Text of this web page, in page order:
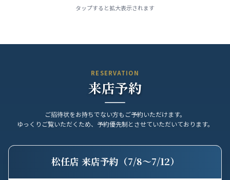
タップすると拡大表示されます
RESERVATION
来店予約
ご招待状をお持ちでない方もご予約いただけます。
ゆっくりご覧いただくため、予約優先制とさせていただいております。
松任店 来店予約（7/8〜7/12）